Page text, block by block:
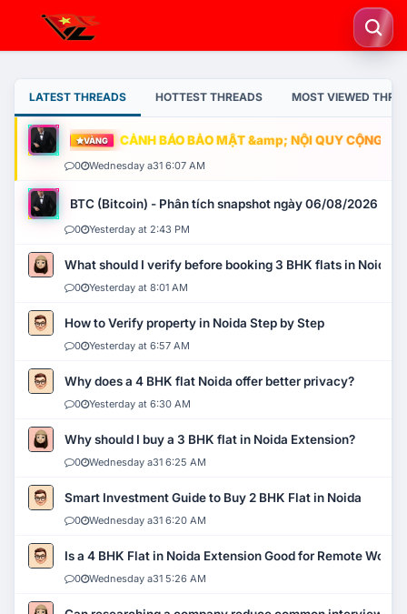
LATEST THREADS HOTTEST THREADS MOST VIEWED
VÀNG CẢNH BÁO BẢO MẬT &amp; NỘI QUY CỘNG
0 Wednesday a31 6:07 AM
BTC (Bitcoin) - Phân tích snapshot ngày 06/08/2026
0 Yesterday at 2:43 PM
What should I verify before booking 3 BHK flats in Noida?
0 Yesterday at 8:01 AM
How to Verify property in Noida Step by Step
0 Yesterday at 6:57 AM
Why does a 4 BHK flat Noida offer better privacy?
0 Yesterday at 6:30 AM
Why should I buy a 3 BHK flat in Noida Extension?
0 Wednesday a31 6:25 AM
Smart Investment Guide to Buy 2 BHK Flat in Noida
0 Wednesday a31 6:20 AM
Is a 4 BHK Flat in Noida Extension Good for Remote Work?
0 Wednesday a31 5:26 AM